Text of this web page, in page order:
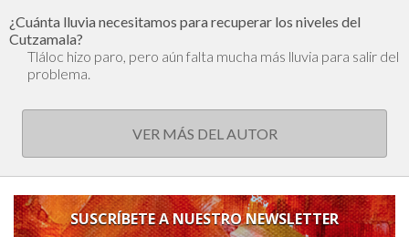
¿Cuánta lluvia necesitamos para recuperar los niveles del
Cutzamala?
Tláloc hizo paro, pero aún falta mucha más lluvia para salir del
problema.
VER MÁS DEL AUTOR
SUSCRÍBETE A NUESTRO NEWSLETTER